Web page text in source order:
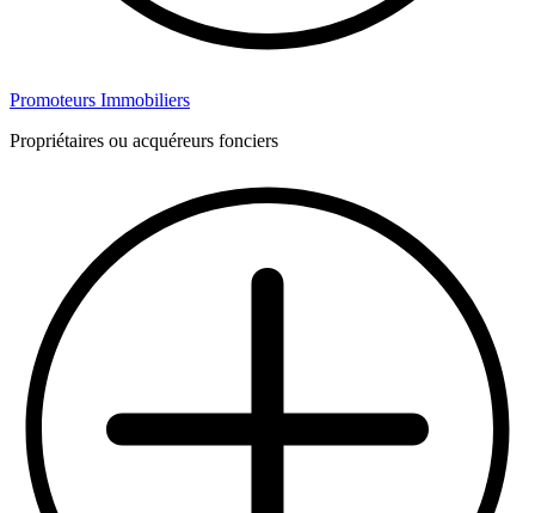
Promoteurs Immobiliers
Propriétaires ou acquéreurs fonciers